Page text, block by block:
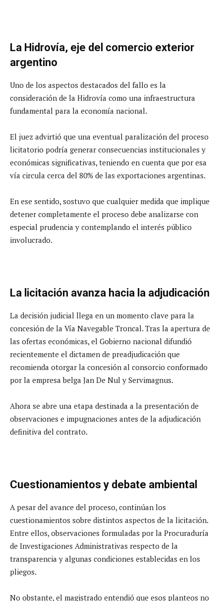
La Hidrovía, eje del comercio exterior
argentino
Uno de los aspectos destacados del fallo es la
consideración de la Hidrovía como una infraestructura
fundamental para la economía nacional.
El juez advirtió que una eventual paralización del proceso
licitatorio podría generar consecuencias institucionales y
económicas significativas, teniendo en cuenta que por esa
vía circula cerca del 80% de las exportaciones argentinas.
En ese sentido, sostuvo que cualquier medida que implique
detener completamente el proceso debe analizarse con
especial prudencia y contemplando el interés público
involucrado.
La licitación avanza hacia la adjudicación
La decisión judicial llega en un momento clave para la
concesión de la Vía Navegable Troncal. Tras la apertura de
las ofertas económicas, el Gobierno nacional difundió
recientemente el dictamen de preadjudicación que
recomienda otorgar la concesión al consorcio conformado
por la empresa belga Jan De Nul y Servimagnus.
Ahora se abre una etapa destinada a la presentación de
observaciones e impugnaciones antes de la adjudicación
definitiva del contrato.
Cuestionamientos y debate ambiental
A pesar del avance del proceso, continúan los
cuestionamientos sobre distintos aspectos de la licitación.
Entre ellos, observaciones formuladas por la Procuraduría
de Investigaciones Administrativas respecto de la
transparencia y algunas condiciones establecidas en los
pliegos.
No obstante, el magistrado entendió que esos planteos no